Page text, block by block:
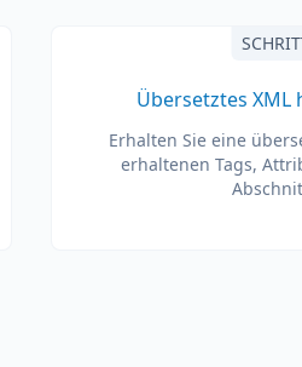
Übersetztes
Erhalten Sie eine
erhaltenen Tags,